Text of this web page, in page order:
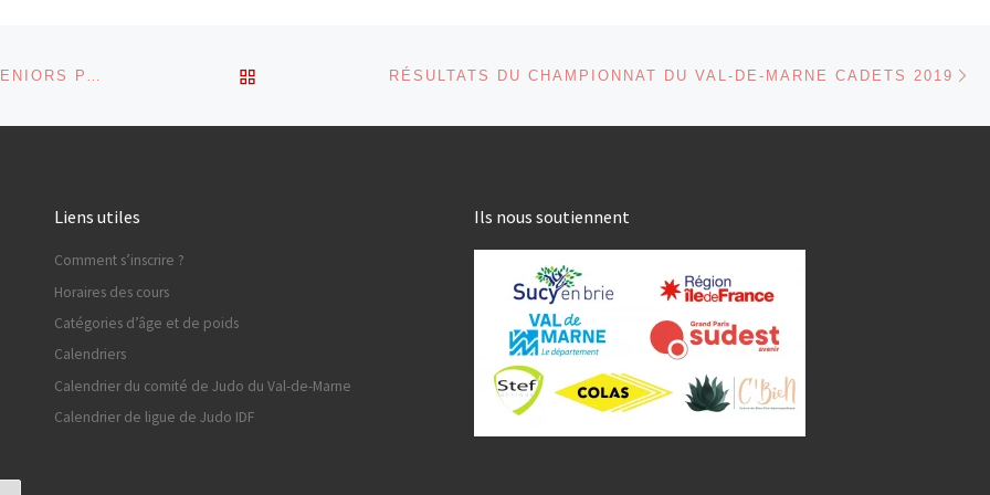
RETOUR À LA LISTE DES ARTICLES
RÉSULTATS DU CHAMPIONNAT DU VAL-DE-MARNE CADETS 2019
Liens utiles
Comment s’inscrire ?
Horaires des cours
Catégories d’âge et de poids
Calendriers
Calendrier du comité de Judo du Val-de-Marne
Calendrier de ligue de Judo IDF
Ils nous soutiennent